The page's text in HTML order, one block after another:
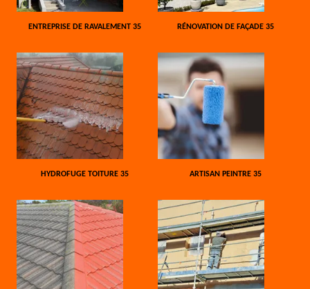
ENTREPRISE DE RAVALEMENT 35 RÉNOVATION DE FAÇADE 35
HYDROFUGE TOITURE 35 ARTISAN PEINTRE 35